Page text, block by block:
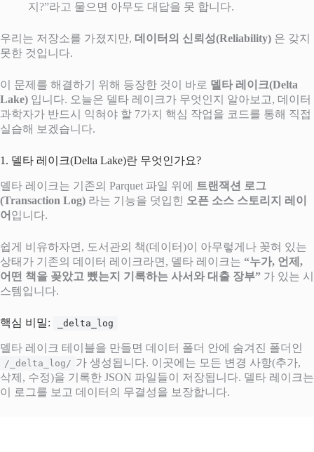
지?”라고 물으면 아무도 대답을 못 합니다.
우리는 저장소를 가졌지만, 데이터의 신뢰성(Reliability) 은 갖지
못한 것입니다.
이 문제를 해결하기 위해 등장한 것이 바로 델타 레이크(Delta
Lake) 입니다. 오늘은 델타 레이크가 무엇인지 알아보고, 데이터
과학자가 반드시 익혀야 할 7가지 핵심 작업을 코드를 통해 직접
실습해 보겠습니다.
1. 델타 레이크(Delta Lake)란 무엇인가요?
델타 레이크는 기존의 Parquet 파일 위에 트랜잭션 로그
(Transaction Log) 라는 기능을 덧입힌
오픈 소스 스토리지 레이
어 입니다.
쉽게 비유하자면, 도서관의 책(데이터)이 아무렇게나 꽂혀 있는
상태가 기존의 데이터 레이크라면, 델타 레이크는 “누가, 언제,
어떤 책을 꽂았고 뺐는지 기록하는 사서와 대출 장부” 가 있는 시
스템입니다.
핵심 비밀: _delta_log
델타 레이크 테이블을 만들면 데이터 폴더 안에 숨겨진 폴더인
/_delta_log/ 가 생성됩니다. 이곳에는 모든 변경 사항(추가,
삭제, 수정)을 기록한 JSON 파일들이 저장됩니다. 델타 레이크는
이 로그를 보고 데이터의 무결성을 보장합니다.